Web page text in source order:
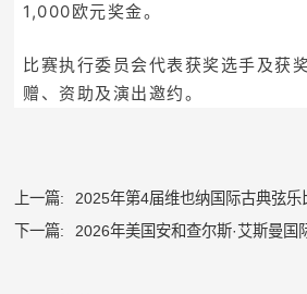
1,000欧元奖金。
比赛执行委员会代表获奖选手及获
赠、资助及演出邀约。
上一篇:
2025年第4届维也纳国际古典弦
下一篇:
2026年美国安和查尔斯·艾斯曼国